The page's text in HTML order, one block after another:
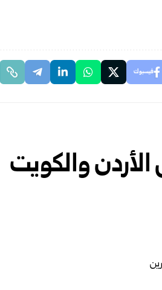
فيسبوك
الأردن والكويت